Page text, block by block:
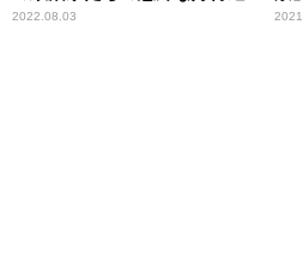
2022.08.03